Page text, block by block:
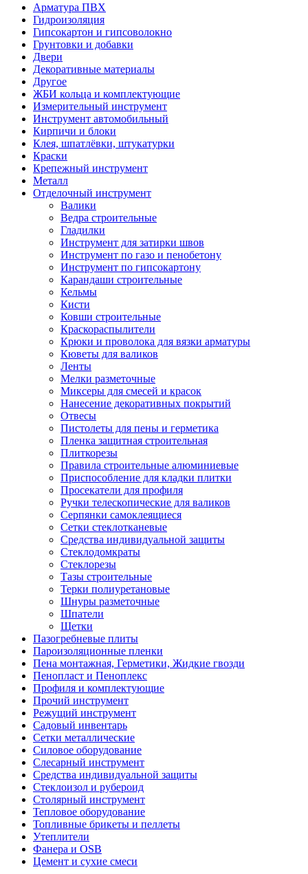
Арматура ПВХ
Гидроизоляция
Гипсокартон и гипсоволокно
Грунтовки и добавки
Двери
Декоративные материалы
Другое
ЖБИ кольца и комплектующие
Измерительный инструмент
Инструмент автомобильный
Кирпичи и блоки
Клея, шпатлёвки, штукатурки
Краски
Крепежный инструмент
Металл
Отделочный инструмент
Валики
Ведра строительные
Гладилки
Инструмент для затирки швов
Инструмент по газо и пенобетону
Инструмент по гипсокартону
Карандаши строительные
Кельмы
Кисти
Ковши строительные
Краскораспылители
Крюки и проволока для вязки арматуры
Кюветы для валиков
Ленты
Мелки разметочные
Миксеры для смесей и красок
Нанесение декоративных покрытий
Отвесы
Пистолеты для пены и герметика
Пленка защитная строительная
Плиткорезы
Правила строительные алюминиевые
Приспособление для кладки плитки
Просекатели для профиля
Ручки телескопические для валиков
Серпянки самоклеящиеся
Сетки стеклотканевые
Средства индивидуальной защиты
Стеклодомкраты
Стеклорезы
Тазы строительные
Терки полиуретановые
Шнуры разметочные
Шпатели
Щетки
Пазогребневые плиты
Пароизоляционные пленки
Пена монтажная, Герметики, Жидкие гвозди
Пенопласт и Пеноплекс
Профиля и комплектующие
Прочий инструмент
Режущий инструмент
Садовый инвентарь
Сетки металлические
Силовое оборудование
Слесарный инструмент
Средства индивидуальной защиты
Стеклоизол и рубероид
Столярный инструмент
Тепловое оборудование
Топливные брикеты и пеллеты
Утеплители
Фанера и OSB
Цемент и сухие смеси